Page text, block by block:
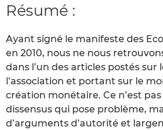
Résumé :
Ayant signé le manifeste des
en 2010, nous ne nous
dans l’un des articles postés sur
l’association et portant sur le
création monétaire. Ce n’est pas
dissensus qui pose problème,
d’arguments d’autorité et